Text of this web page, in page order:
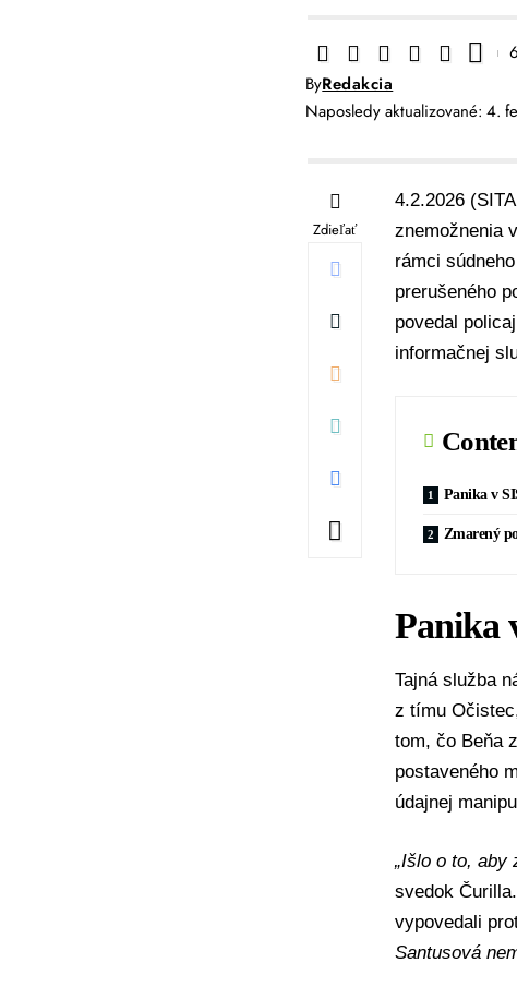
Naposledy aktualizované: 4.
ByRedakcia
Zdieľať
4.2.2026
znemožnenia
rámci
prerušeného
povedal
informačnej
Panika v
Zmarený
Panika
Tajná služba
z tímu Očistec
tom, čo Beňa
postaveného
údajnej
„Išlo o to, aby
svedok
vypovedali
Santusová